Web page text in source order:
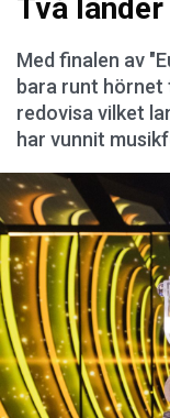
Två
Med finalen av
bara runt
redovisa vilket
har vunnit